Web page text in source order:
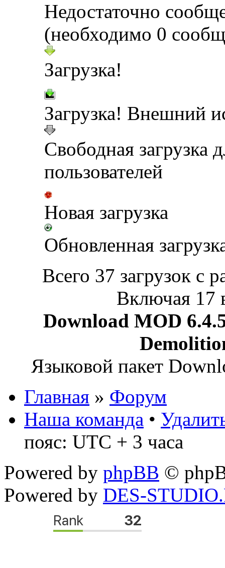
Недостаточно
(необходимо 0
Загрузка!
Загрузка! Внешний
Свободная загрузка
пользователей
Новая загрузка
Обновленная
Всего 37 загрузок с
Включая 17
Download MOD
Языковой пакет
Главная » Форум
Наша команда •
пояс: UTC + 3 часа
Powered by phpBB ©
Powered by DES-